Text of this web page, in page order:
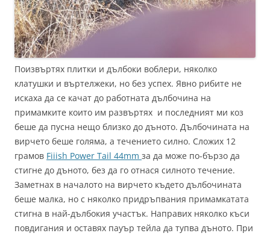
Поизвъртях плитки и дълбоки воблери, няколко
клатушки и въртелжеки, но без успех. Явно рибите не
искаха да се качат до работната дълбочина на
примамките които им развъртях и последният ми коз
беше да пусна нещо близко до дъното. Дълбочината на
вирчето беше голяма, а течението силно. Сложих 12
грамов Fiiish Power Tail 44mm за да може по-бързо да
стигне до дъното, без да го отнася силното течение.
Заметнах в началото на вирчето където дълбочината
беше малка, но с няколко придръпвания примамкaтата
стигна в най-дълбокия участък. Направих няколко къси
повдигания и оставях пауър тейла да тупва дъното. При